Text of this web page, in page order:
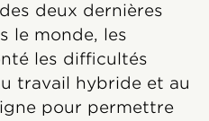
deux dernières
le monde, les
les difficultés
travail hybride et au
pour permettre